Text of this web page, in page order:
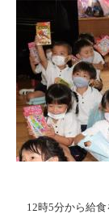
12時5分から給食